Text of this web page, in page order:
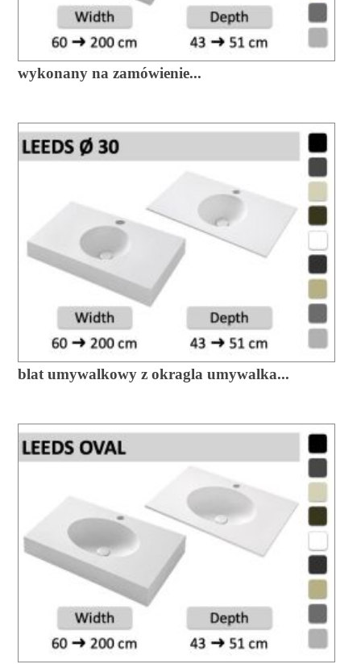
wykonany na zamówienie...
blat umywalkowy z okragla umywalka...